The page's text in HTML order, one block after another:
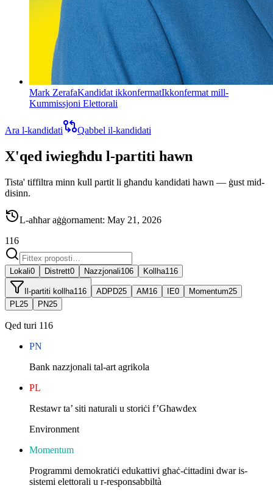
Mark ZerafaKandidat ikkonfermatIkkonfermat mill-
Kummissjoni Elettorali
Ara l-kandidati Qabbel il-kandidati
X'qed iwiegħdu l-partiti hawn
Tista' tiffiltra minn kull partit li għandu kandidati hawn — ġust mid-
disinn.
L-aħħar aġġornament: May 21, 2026
116
Lokali0 Distrett0 Nazzjonali106 Kollha116
Il-partiti kollha116 ADPD25 AM 16 IE0 Momentum25
PL25 PN25
Qed turi 116
PN
Bank nazzjonali tal-art agrikola
PL
Restawr ta’ siti naturali u storiċi f’Għawdex
Environment
Momentum
Programmi demokratiċi edukattivi għaċ-ċittadini dwar is-
sistemi elettorali u r-responsabbiltà